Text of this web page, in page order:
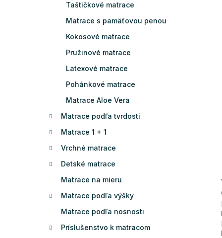
Taštičkové matrace
Matrace s pamäťovou penou
Kokosové matrace
Pružinové matrace
Latexové matrace
Pohánkové matrace
Matrace Aloe Vera
Matrace podľa tvrdosti
Matrace 1 + 1
Vrchné matrace
Detské matrace
Matrace na mieru
Matrace podľa výšky
Matrace podľa nosnosti
Príslušenstvo k matracom